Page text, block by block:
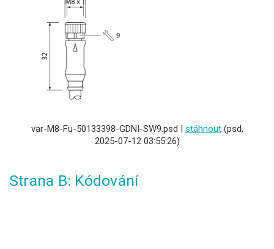
var-M8-Fu-50133398-GDNI-SW9.psd | stáhnout(psd,
2025-07-12 03:55:26)
Strana B: Kódování